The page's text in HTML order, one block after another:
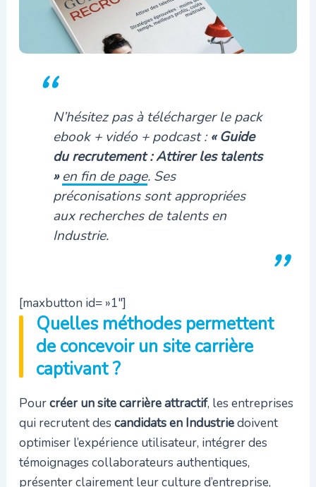
N’hésitez pas à télécharger le pack
ebook + vidéo + podcast :« Guide
du recrutement : Attirer les talents
» en fin de page. Ses
préconisations sont appropriées
aux recherches de talents en
Industrie.
[maxbutton id= »1″]
Quelles méthodes permettent
de concevoir un site carrière
captivant ?
Pourcréer un site carrière attractif, les entreprises
qui recrutent des candidats en Industriedoivent
optimiser l’expérience utilisateur, intégrer des
témoignages collaborateurs authentiques,
présenter clairement leur culture d’entreprise,